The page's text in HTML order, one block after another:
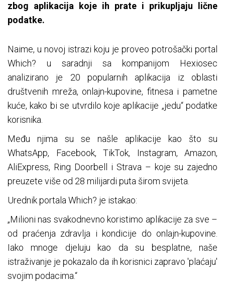
zbog aplikacija koje ih prate i prikupljaju lične
podatke.
Naime, u novoj istrazi koju je proveo potrošački portal
Which? u saradnji sa kompanijom Hexiosec
analizirano je 20 popularnih aplikacija iz oblasti
društvenih mreža, onlajn-kupovine, fitnesa i pametne
kuće, kako bi se utvrdilo koje aplikacije „jedu“ podatke
korisnika.
Među njima su se našle aplikacije kao što su
WhatsApp, Facebook, TikTok, Instagram, Amazon,
AliExpress, Ring Doorbell i Strava – koje su zajedno
preuzete više od 28 milijardi puta širom svijeta.
Urednik portala Which? je istakao:
„Milioni nas svakodnevno koristimo aplikacije za sve –
od praćenja zdravlja i kondicije do onlajn-kupovine.
Iako mnoge djeluju kao da su besplatne, naše
istraživanje je pokazalo da ih korisnici zapravo 'plaćaju'
svojim podacima.“